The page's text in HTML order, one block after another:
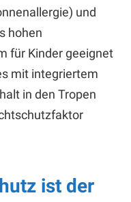
und
hohen
für Kinder geeignet
mit integriertem
in den Tropen
ist der